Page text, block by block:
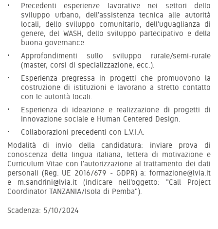
Precedenti esperienze lavorative nei settori dello
sviluppo urbano, dell'assistenza tecnica alle autorità
locali, dello sviluppo comunitario, dell'uguaglianza di
genere, del WASH, dello sviluppo partecipativo e della
buona governance.
Approfondimenti sullo sviluppo rurale/semi-rurale
(master, corsi di specializzazione, ecc.).
Esperienza pregressa in progetti che promuovono la
costruzione di istituzioni e lavorano a stretto contatto
con le autorità locali.
Esperienza di ideazione e realizzazione di progetti di
innovazione sociale e Human Centered Design.
Collaborazioni precedenti con L.V.I.A.
Modalità di invio della candidatura: inviare prova di
conoscenza della lingua italiana, lettera di motivazione e
Curriculum Vitae con l'autorizzazione al trattamento dei dati
personali (Reg. UE 2016/679 - GDPR) a: formazione@lvia.it
e m.sandrini@lvia.it (indicare nell'oggetto: "Call Project
Coordinator TANZANIA/Isola di Pemba").
Scadenza: 5/10/2024